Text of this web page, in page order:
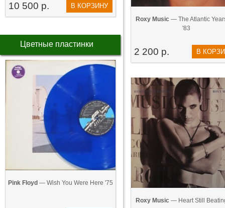
10 500 р. В КОРЗИНУ
Цветные пластинки
Pink Floyd — Wish You Were Here '75
Roxy Music — The Atlantic
'83
2 200 р. В
Roxy Music— Heart Still